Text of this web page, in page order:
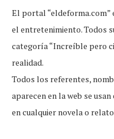
El portal “eldeforma.com”
el entretenimiento. Todos
categoría “Increíble pero
realidad.
Todos los referentes,
aparecen en la web se
en cualquier novela o